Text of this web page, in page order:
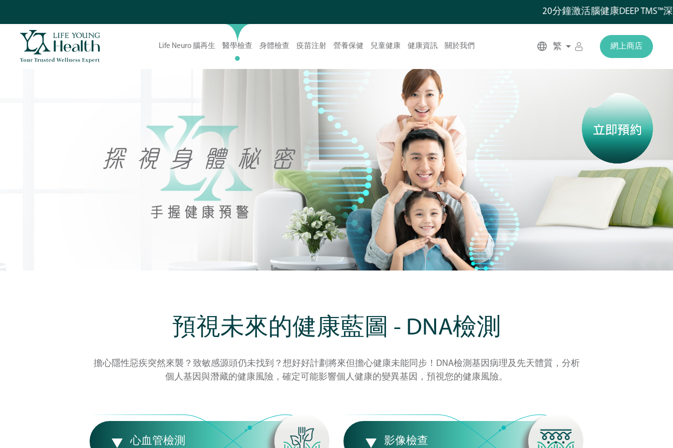
20分鐘激活腦健康DEEP TMS™深度腦
Life Neuro 腦再生 醫學檢查 身體檢查 疫苗注射 營養保健 兒童健康 健康資訊 關於我們 繁 網上商店
預視未來的健康藍圖 - DNA檢測
擔心隱性惡疾突然來襲？致敏感源頭仍未找到？想好好計劃將來但擔心健康未能同步！DNA檢測基因病理及先天體質，分析
個人基因與潛藏的健康風險，確定可能影響個人健康的變異基因，預視您的健康風險。
心血管檢測 影像檢查